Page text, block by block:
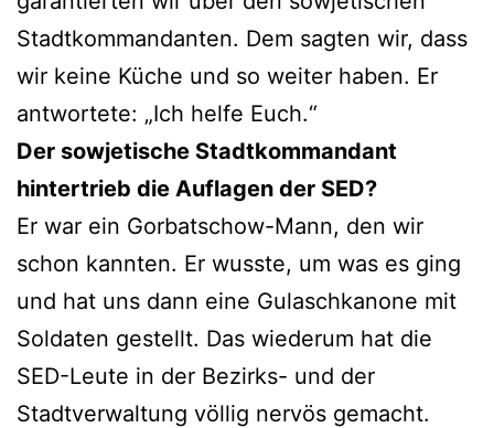
Stadtkommandanten. Dem sagten wir, dass
wir keine Küche und so weiter haben. Er
antwortete: „Ich helfe Euch.“
Der sowjetische Stadtkommandant
hintertrieb die Auflagen der SED?
Er war ein Gorbatschow-Mann, den wir
schon kannten. Er wusste, um was es ging
und hat uns dann eine Gulaschkanone mit
Soldaten gestellt. Das wiederum hat die
SED-Leute in der Bezirks- und der
Stadtverwaltung völlig nervös gemacht.